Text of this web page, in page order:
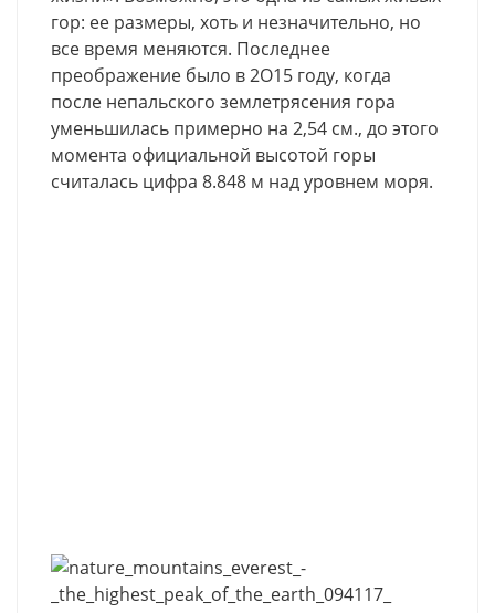
гор: ее размеры, хоть и незначительно, но
все время меняются. Последнее
преображение было в 2О15 году, когда
после непальского землетрясения гора
уменьшилась примерно на 2,54 см., до этого
момента официальной высотой горы
считалась цифра 8.848 м над уровнем моря.